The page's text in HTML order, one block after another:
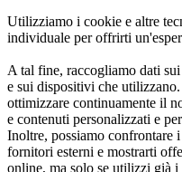
Utilizziamo i cookie e altre
individuale per offrirti
A tal fine, raccogliamo dati
e sui dispositivi che
ottimizzare continuamente il
e contenuti personalizzati e
Inoltre, possiamo confrontare
fornitori esterni e mostrarti
online, ma solo se utilizzi già